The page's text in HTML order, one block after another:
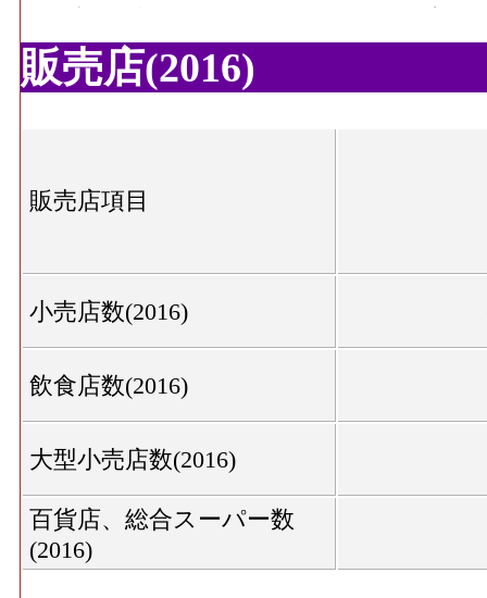
(2016)
機械器具･年間商品販売
(2016)
(2016)
その他･年間商品販売額
(2016)
その他･売り場面積
(2016)
品小売業」 の商品を販売用に実際に使用
織物衣服･年間商品販売額[百万円](2016)：
織物衣服･事業所数(2016)
服地・寝具、男子服、婦人・子供服、靴
服・服地・寝具、男子服、婦人・子供服
従事している人数
織物衣服･売り場面積[㎡](2016)
(呉服・服地・寝具、男子服、婦人・子供
を販売用に実際に使用する売場の延床面積
飲食料･年間商品販売額[百万円](2016)：「
品、野菜・果実、食肉、鮮魚、酒、菓子
ける有体商品の年間販売総額
販売店(2016)
販売店項目
小売店数(2016)
飲食店数(2016)
大型小売店数(2016)
百貨店、総合スーパー数
(2016)